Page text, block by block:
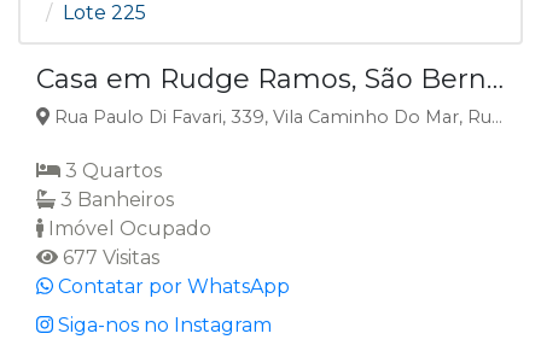
Lote 225
Casa em Rudge Ramos, São Bernardo Do Campo, SP
Rua Paulo Di Favari, 339, Vila Caminho Do Mar, Rudge Ramos, São Bernardo do Campo, SP
3 Quartos
3 Banheiros
Imóvel Ocupado
677 Visitas
Contatar por WhatsApp
Siga-nos no Instagram